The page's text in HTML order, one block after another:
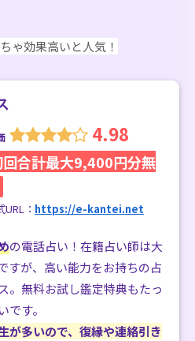
ゃ効果高いと人気！
4.98
合計最大9,400円分無
URL： https://e-kantei.net
の電話占い！在籍占い師は大
すが、高い能力をお持ちの占
。無料お試し鑑定特典もたっ
す。
が多いので、復縁や連絡引き